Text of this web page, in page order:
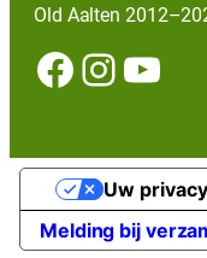
Old Aalten
Facebook InstagramYouTube
Melding bij
Uw